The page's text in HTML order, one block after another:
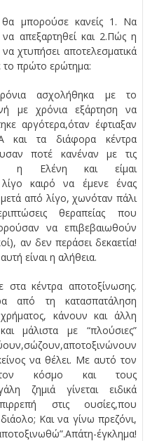
μπορούσε κανείς 1. Να
απεξαρτηθεί και 2.Πώς η
χτυπήσει αποτελεσματικά
το πρώτο ερώτημα:
ασχολήθηκα με το
με χρόνια εξάρτηση να
αργότερα,όταν έφτιαξαν
και τα διάφορα κέντρα
ποτέ κανέναν με τις
η Ελένη και είμαι
λίγο καιρό να έμενε ένας
από λίγο, χωνόταν πάλι
θεραπείας που
να επιβεβαιωθούν
αν δεν περάσει δεκαετία!
είναι η αλήθεια.
στα κέντρα αποτοξίνωσης.
από τη κατασπατάληση
κάνουν και άλλη
μάλιστα με “πλούσιες”
να θέλει. Με αυτό τον
κόσμο και τους
ζημιά γίνεται ειδικά
στις ουσίες,που
Και να γίνω πρεζόνι,
έγκλημα!